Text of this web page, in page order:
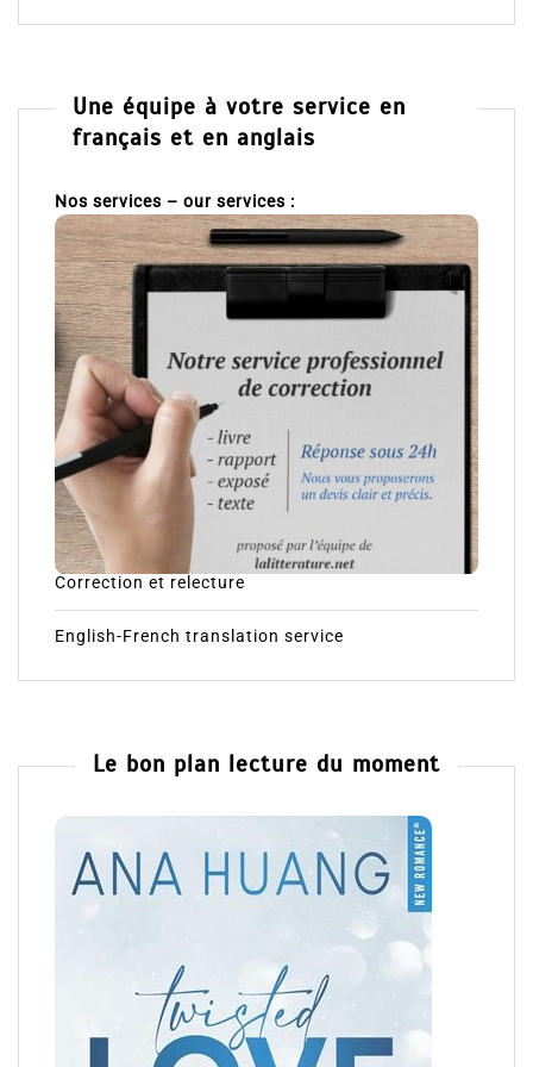
Une équipe à votre service en
français et en anglais
Nos services – our services :
Correction et relecture
English-French translation service
Le bon plan lecture du moment